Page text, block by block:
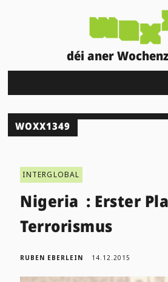
déi aner
WOXX1349
INTERGLOBAL
Nigeria : Erster
Terrorismus
RUBEN EBERLEIN 14.12.2015